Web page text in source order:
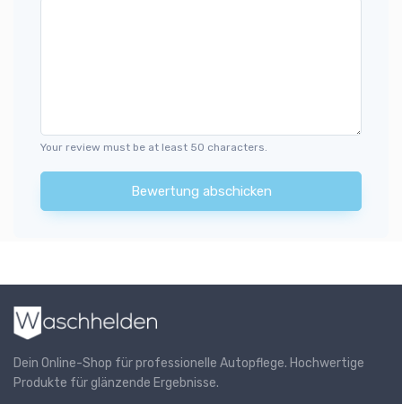
Your review must be at least 50 characters.
Bewertung abschicken
Dein Online-Shop für professionelle Autopflege. Hochwertige
Produkte für glänzende Ergebnisse.